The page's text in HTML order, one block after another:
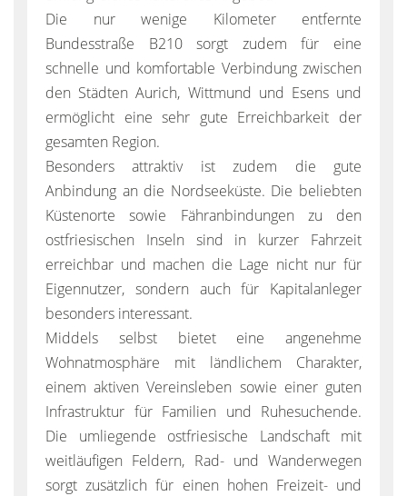
Die nur wenige Kilometer entfernte
Bundesstraße B210 sorgt zudem für eine
schnelle und komfortable Verbindung zwischen
den Städten Aurich, Wittmund und Esens und
ermöglicht eine sehr gute Erreichbarkeit der
gesamten Region.
Besonders attraktiv ist zudem die gute
Anbindung an die Nordseeküste. Die beliebten
Küstenorte sowie Fähranbindungen zu den
ostfriesischen Inseln sind in kurzer Fahrzeit
erreichbar und machen die Lage nicht nur für
Eigennutzer, sondern auch für Kapitalanleger
besonders interessant.
Middels selbst bietet eine angenehme
Wohnatmosphäre mit ländlichem Charakter,
einem aktiven Vereinsleben sowie einer guten
Infrastruktur für Familien und Ruhesuchende.
Die umliegende ostfriesische Landschaft mit
weitläufigen Feldern, Rad- und Wanderwegen
sorgt zusätzlich für einen hohen Freizeit- und